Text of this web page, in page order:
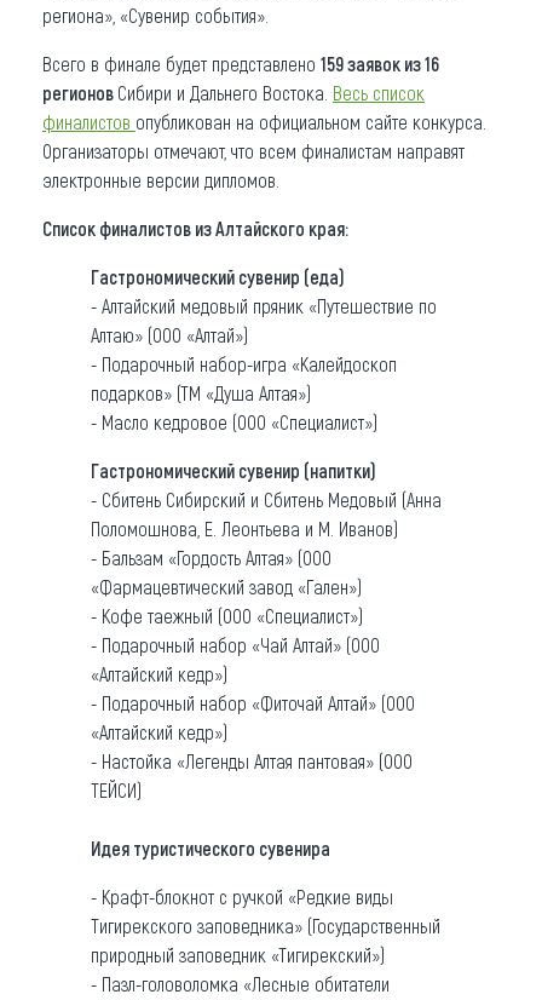
региона», «Сувенир события».
Всего в финале будет представлено 159 заявок из 16
регионов Сибири и Дальнего Востока. Весь список
финалистов опубликован на официальном сайте конкурса.
Организаторы отмечают, что всем финалистам направят
электронные версии дипломов.
Список финалистов из Алтайского края:
Гастрономический сувенир (еда)
- Алтайский медовый пряник «Путешествие по
Алтаю» (ООО «Алтай»)
- Подарочный набор-игра «Калейдоскоп
подарков» (ТМ «Душа Алтая»)
- Масло кедровое (ООО «Специалист»)
Гастрономический сувенир (напитки)
- Сбитень Сибирский и Сбитень Медовый (Анна
Поломошнова, Е. Леонтьева и М. Иванов)
- Бальзам «Гордость Алтая» (ООО
«Фармацевтический завод «Гален»)
- Кофе таежный (ООО «Специалист»)
- Подарочный набор «Чай Алтай» (ООО
«Алтайский кедр»)
- Подарочный набор «Фиточай Алтай» (ООО
«Алтайский кедр»)
- Настойка «Легенды Алтая пантовая» (ООО
ТЕЙСИ)
Идея туристического сувенира
- Крафт-блокнот с ручкой «Редкие виды
Тигирекского заповедника» (Государственный
природный заповедник «Тигирекский»)
- Пазл-головоломка «Лесные обитатели